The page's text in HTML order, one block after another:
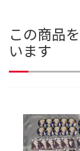
この商品
います